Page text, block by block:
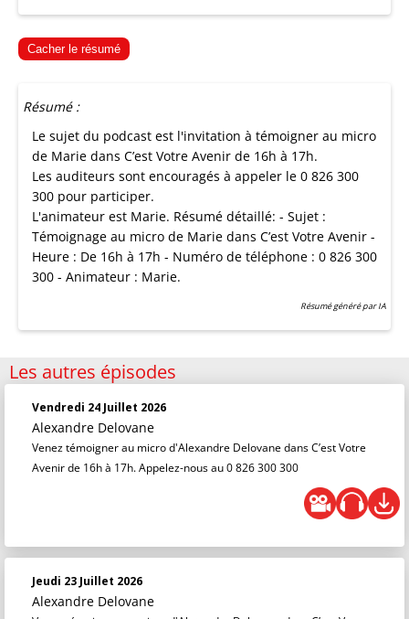
Cacher le résumé
Résumé :
Le sujet du podcast est l'invitation à témoigner au micro
de Marie dans C’est Votre Avenir de 16h à 17h.
Les auditeurs sont encouragés à appeler le 0 826 300
300 pour participer.
L'animateur est Marie. Résumé détaillé: - Sujet :
Témoignage au micro de Marie dans C’est Votre Avenir -
Heure : De 16h à 17h - Numéro de téléphone : 0 826 300
300 - Animateur : Marie.
Résumé généré par IA
Les autres épisodes
Vendredi 24 Juillet 2026
Alexandre Delovane
Venez témoigner au micro d'Alexandre Delovane dans C’est Votre
Avenir de 16h à 17h. Appelez-nous au 0 826 300 300
Jeudi 23 Juillet 2026
Alexandre Delovane